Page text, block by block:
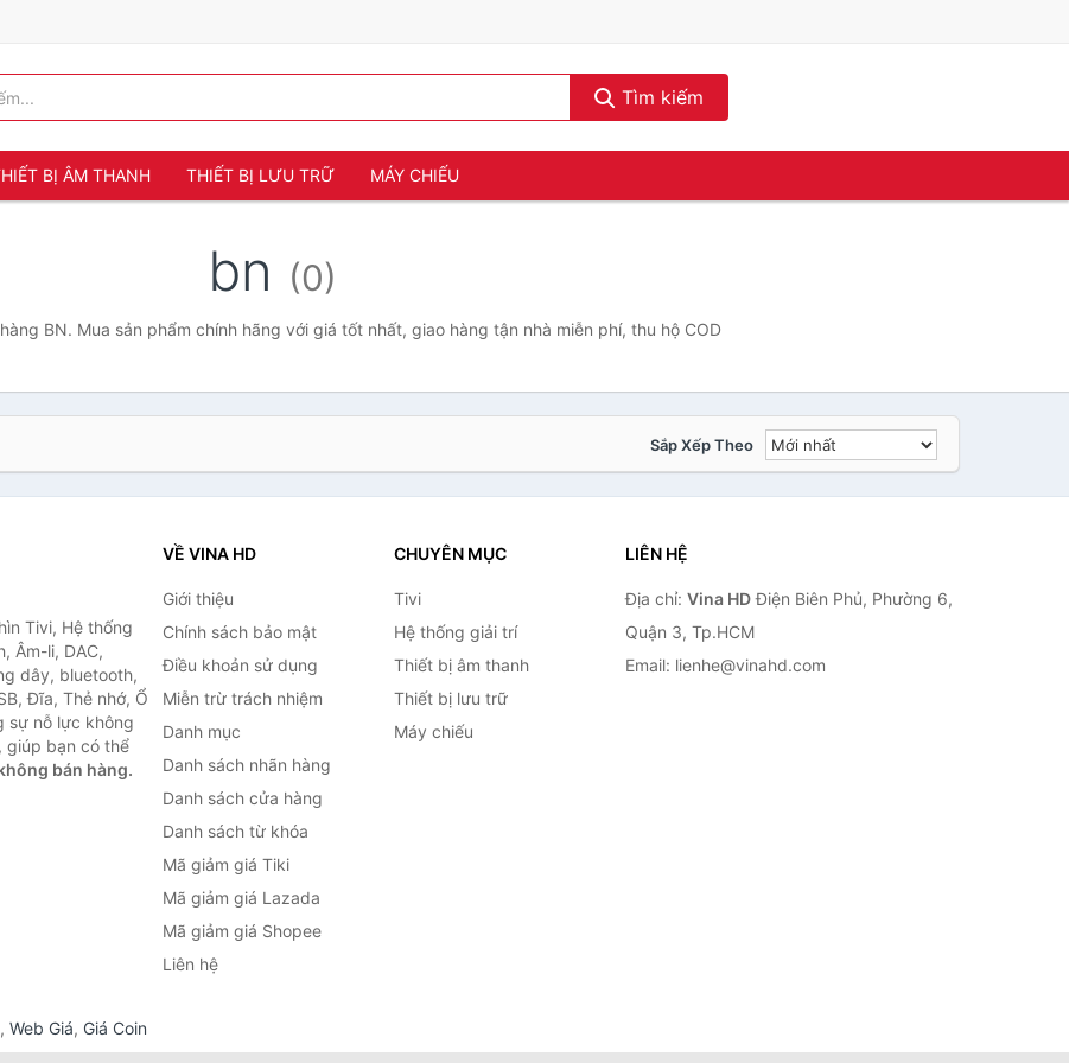
Tìm kiếm
BỊ ÂM THANH THIẾT BỊ LƯU TRỮ MÁY CHIẾU
bn (0)
BN. Mua sản phẩm chính hãng với giá tốt nhất, giao hàng tận nhà miễn phí, thu hộ COD
Sắp Xếp Theo
Tivi, Hệ thống
Âm-li, DAC,
dây, bluetooth,
Đĩa, Thẻ nhớ, Ổ
sự nỗ lực không
giúp bạn có thể
bán hàng.
VỀ VINA HD
Giới thiệu
Chính sách bảo mật
Điều khoản sử dụng
Miễn trừ trách nhiệm
Danh mục
Danh sách nhãn hàng
Danh sách cửa hàng
Danh sách từ khóa
Mã giảm giá Tiki
Mã giảm giá Lazada
Mã giảm giá Shopee
Liên hệ
CHUYÊN MỤC
Tivi
Hệ thống giải trí
Thiết bị âm thanh
Thiết bị lưu trữ
Máy chiếu
LIÊN HỆ
Địa chỉ: Vina HDĐiện Biên Phủ, Phường 6,
Quận 3, Tp.HCM
Email: lienhe@vinahd.com
, Web Giá, Giá Coin